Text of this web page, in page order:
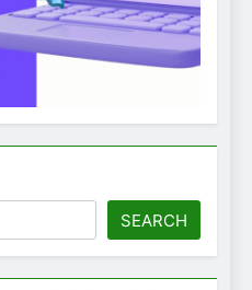
SEARCH